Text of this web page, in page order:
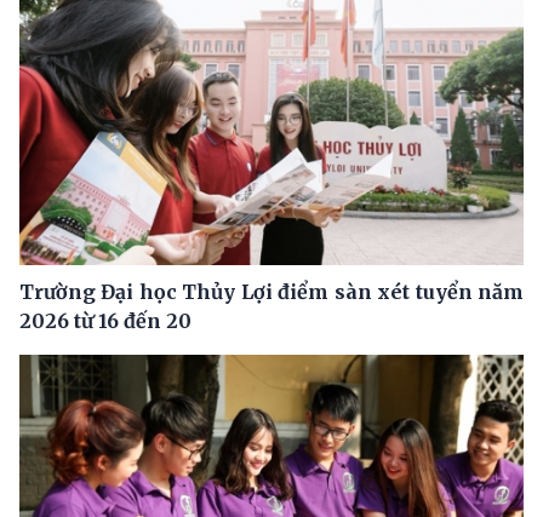
Trường Đại học Thủy Lợi điểm sàn xét tuyển năm
2026 từ 16 đến 20